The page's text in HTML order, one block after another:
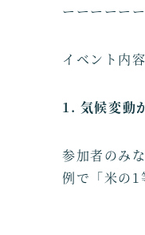
ーーーーー
イベント内
1. 気候変動
参加者のみ
例で「米の1